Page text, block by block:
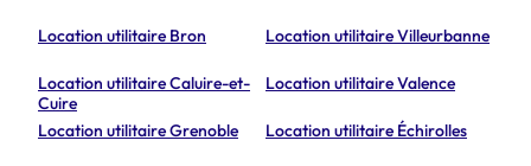
Location utilitaire Bron Location utilitaire Villeurbanne
Location utilitaire Caluire-et-
Cuire
Location utilitaire Valence
Location utilitaire Grenoble Location utilitaire Échirolles